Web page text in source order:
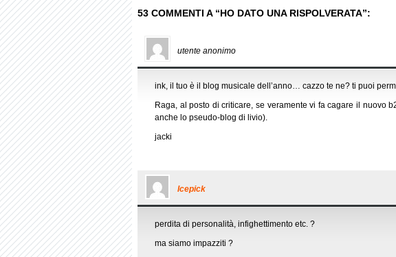
53 COMMENTI A “HO DATO UNA RISPOLVERATA”:
utente anonimo
ink, il tuo è il blog musicale dell’anno… cazzo te ne? ti puoi
Raga, al posto di criticare, se veramente vi fa cagare il nuovo
anche lo pseudo-blog di livio).
jacki
Icepick
perdita di personalità, infighettimento etc. ?
ma siamo impazziti ?